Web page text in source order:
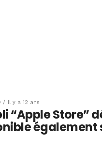
Il y a 12 ans
“Apple Store”
également